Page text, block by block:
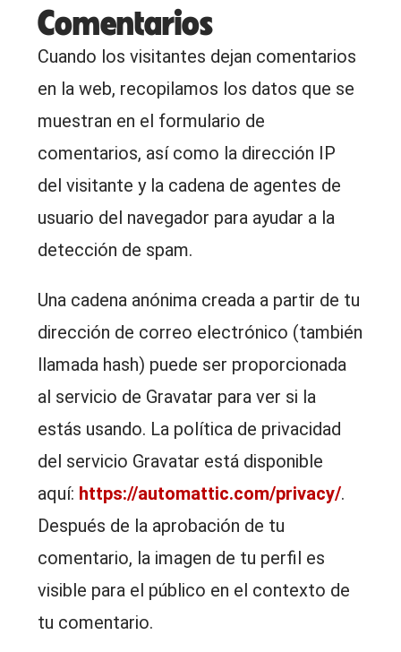
Comentarios
Cuando los visitantes dejan comentarios
en la web, recopilamos los datos que se
muestran en el formulario de
comentarios, así como la dirección IP
del visitante y la cadena de agentes de
usuario del navegador para ayudar a la
detección de spam.
Una cadena anónima creada a partir de tu
dirección de correo electrónico (también
llamada hash) puede ser proporcionada
al servicio de Gravatar para ver si la
estás usando. La política de privacidad
del servicio Gravatar está disponible
aquí: https://automattic.com/privacy/.
Después de la aprobación de tu
comentario, la imagen de tu perfil es
visible para el público en el contexto de
tu comentario.